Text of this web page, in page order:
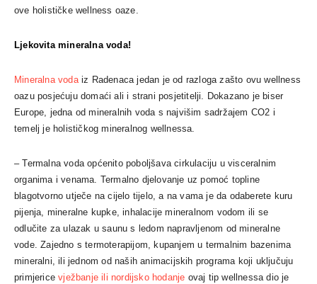
ove holističke wellness oaze.
Ljekovita mineralna voda!
Mineralna vodaiz Radenaca jedan je od razloga zašto ovu wellness
oazu posjećuju domaći ali i strani posjetitelji. Dokazano je biser
Europe, jedna od mineralnih voda s najvišim sadržajem CO2 i
temelj je holističkog mineralnog wellnessa.
– Termalna voda općenito poboljšava cirkulaciju u visceralnim
organima i venama. Termalno djelovanje uz pomoć topline
blagotvorno utječe na cijelo tijelo, a na vama je da odaberete kuru
pijenja, mineralne kupke, inhalacije mineralnom vodom ili se
odlučite za ulazak u saunu s ledom napravljenom od mineralne
vode. Zajedno s termoterapijom, kupanjem u termalnim bazenima
mineralni, ili jednom od naših animacijskih programa koji uključuju
primjericevježbanje ili nordijsko hodanje ovaj tip wellnessa dio je